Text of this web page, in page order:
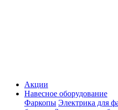
Акции
Навесное оборудование
Фаркопы Электрика для